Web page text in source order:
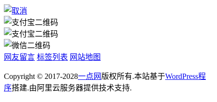
网友留言 标签列表 网站地图
Copyright © 2017-2028一点网 版权所有.本站基于WordPress程
序搭建.由阿里云服务器提供技术支持.